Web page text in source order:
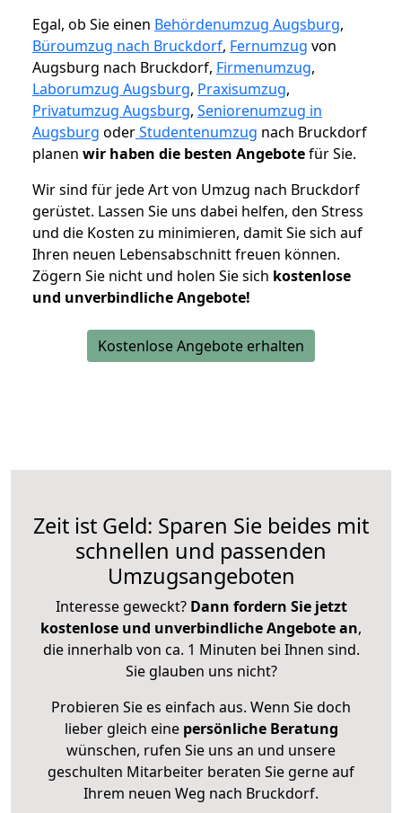
Egal, ob Sie einen Behördenumzug Augsburg,
Büroumzug nach Bruckdorf, Fernumzug von
Augsburg nach Bruckdorf, Firmenumzug,
Laborumzug Augsburg, Praxisumzug,
Privatumzug Augsburg, Seniorenumzug in
Augsburg oderStudentenumzug nach Bruckdorf
planen wir haben die besten Angebotefür Sie.
Wir sind für jede Art von Umzug nach Bruckdorf
gerüstet. Lassen Sie uns dabei helfen, den Stress
und die Kosten zu minimieren, damit Sie sich auf
Ihren neuen Lebensabschnitt freuen können.
Zögern Sie nicht und holen Sie sich kostenlose
und unverbindliche Angebote!
Kostenlose Angebote erhalten
Zeit ist Geld: Sparen Sie beides mit
schnellen und passenden
Umzugsangeboten
Interesse geweckt? Dann fordern Sie jetzt
kostenlose und unverbindliche Angebote an,
die innerhalb von ca. 1 Minuten bei Ihnen sind.
Sie glauben uns nicht?
Probieren Sie es einfach aus. Wenn Sie doch
lieber gleich eine persönliche Beratung
wünschen, rufen Sie uns an und unsere
geschulten Mitarbeiter beraten Sie gerne auf
Ihrem neuen Weg nach Bruckdorf.